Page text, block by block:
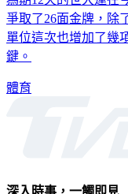
爭取了26面金牌，除
單位這次也增加了幾
鍵。
體育
深入時事，一觸即見